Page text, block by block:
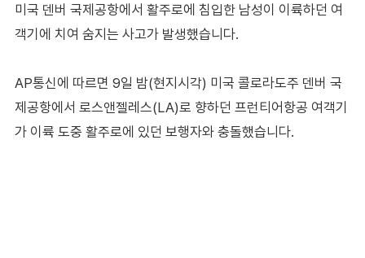
미국 덴버 국제공항에서 활주로에 침입한 남성이 이륙하던 여
객기에 치여 숨지는 사고가 발생했습니다.
AP통신에 따르면 9일 밤(현지시각) 미국 콜로라도주 덴버 국
제공항에서 로스앤젤레스(LA)로 향하던 프런티어항공 여객기
가 이륙 도중 활주로에 있던 보행자와 충돌했습니다.